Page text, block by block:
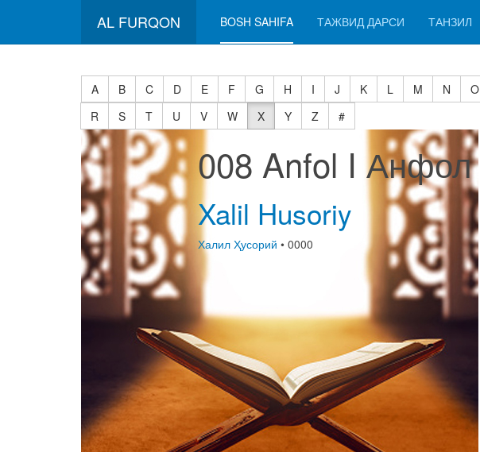
AL FURQON BOSH SAHIFA ТАЖВИД ДАРСИ ТАНЗИЛ
A B C D E F G H I J K L M N O
R
S T U V W X Y Z
#
008 Anfol I Анфол
Xalil Husoriy
Халил Ҳусорий • 0000